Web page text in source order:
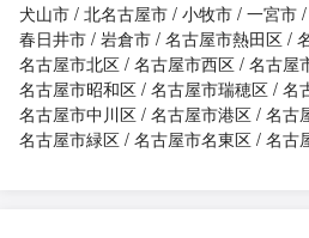
犬山市 北名古屋市 小牧市 一宮市
春日井市 岩倉市 名古屋市熱田区
名古屋市北区 名古屋市西区 名古屋
名古屋市昭和区 名古屋市瑞穂区 名
名古屋市中川区 名古屋市港区 名古
名古屋市緑区 名古屋市名東区 名古